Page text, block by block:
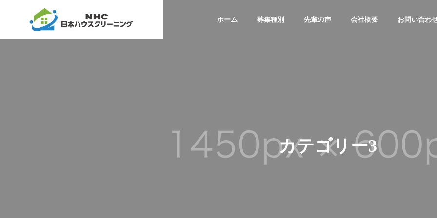
ホーム 募集種別 先輩の声 会社概要 お問い合わ
カテゴリー3